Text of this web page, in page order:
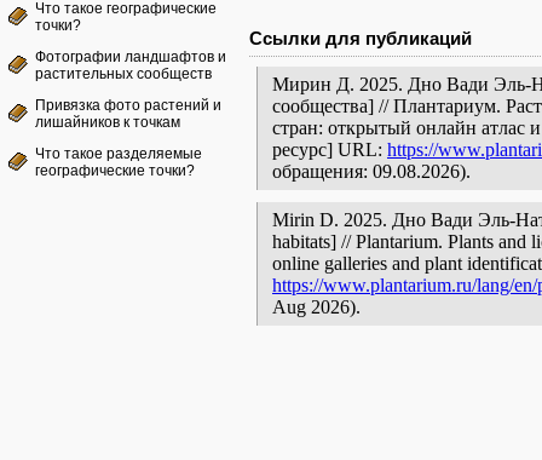
Что такое географические
точки?
Фотографии ландшафтов и
растительных сообществ
Привязка фото растений и
лишайников к точкам
Что такое разделяемые
географические точки?
Ссылки для публикаций
Мирин Д. 2025. Дно Вади Эль-
сообщества] // Плантариум.
стран: открытый онлайн атлас
ресурс] URL: https://
обращения: 09.08.2026).
Mirin D. 2025. Дно Вади Эль-
habitats] // Plantarium. Plants and
online galleries and plant
https://www.plantarium.ru/lang/
Aug 2026).